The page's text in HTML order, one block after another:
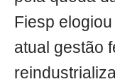
Fiesp
atual gestão